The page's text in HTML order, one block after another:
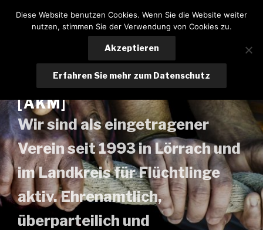
Inhalt
ARBEITSKREIS
MITEINANDER LÖRRACH E.V.
[AKM]
Wir sind als eingetragener
Verein seit 1993 in Lörrach und
im Landkreis für Flüchtlinge
aktiv. Ehrenamtlich,
überparteilich und
Diese Website benutzen Cookies. Wenn Sie die Website weiter
nutzen, stimmen Sie der Verwendung von Cookies zu.
Akzeptieren
Erfahren Sie mehr zum Datenschutz